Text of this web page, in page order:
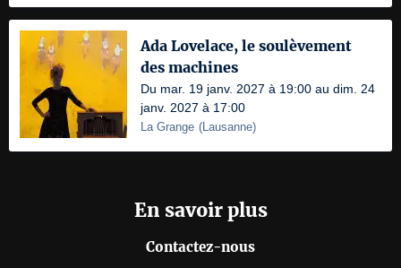
Ada Lovelace, le soulèvement
des machines
Du mar. 19 janv. 2027 à 19:00 au dim. 24
janv. 2027 à 17:00
La Grange (Lausanne)
En savoir plus
Contactez-nous